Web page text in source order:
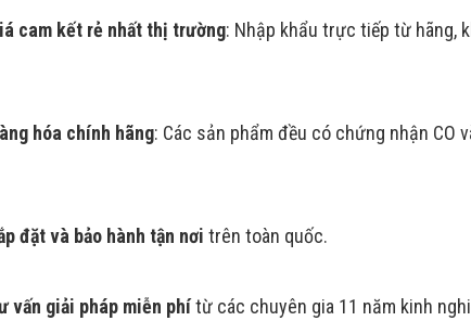
cam kết rẻ nhất thị trường: Nhập khẩu trực tiếp từ hãng,
hóa chính hãng: Các sản phẩm đều có chứng nhận CO
đặt và bảo hành tận nơi trên toàn quốc.
vấn giải pháp miễn phítừ các chuyên gia 11 năm kinh